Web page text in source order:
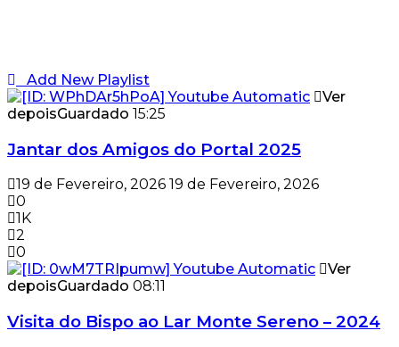
Add New Playlist
Ver
depoisGuardado 15:25
Jantar dos Amigos do Portal 2025
19 de Fevereiro, 2026 19 de Fevereiro, 2026
0
1K
2
0
Ver
depoisGuardado 08:11
Visita do Bispo ao Lar Monte Sereno – 2024